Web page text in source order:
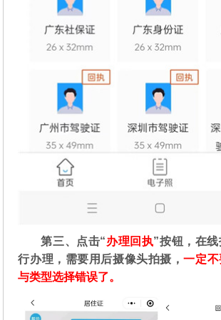
第三、点击“办理回执”按钮，在
行办理，需要用后摄像头拍摄，一定
与类型选择错误了。